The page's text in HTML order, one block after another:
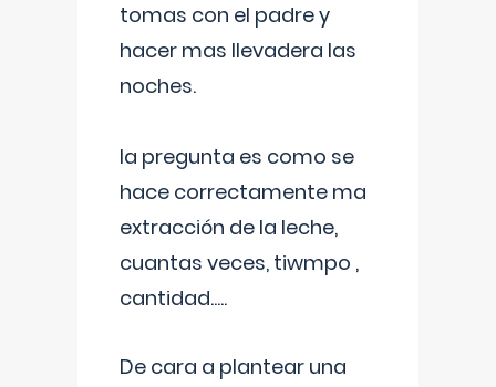
tomas con el padre y
hacer mas llevadera las
noches.
la pregunta es como se
hace correctamente ma
extracción de la leche,
cuantas veces, tiwmpo ,
cantidad.....
De cara a plantear una